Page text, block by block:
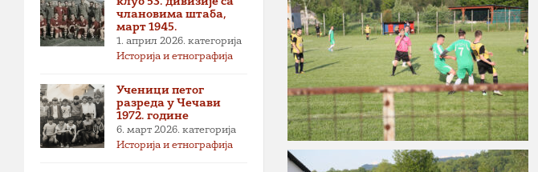
члановима штаба,
март 1945.
1. април 2026. категорија
Историја и етнографија
Ученици петог
разреда у Чечави
1972. године
6. март 2026. категорија
Историја и етнографија